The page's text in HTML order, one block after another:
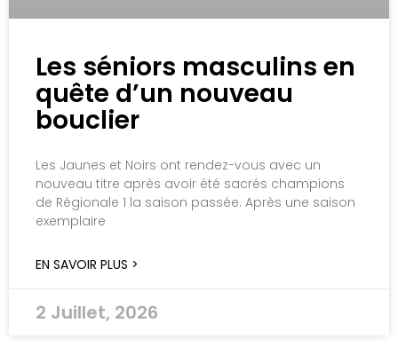
Les séniors masculins en
quête d’un nouveau
bouclier
Les Jaunes et Noirs ont rendez-vous avec un
nouveau titre après avoir été sacrés champions
de Régionale 1 la saison passée. Après une saison
exemplaire
EN SAVOIR PLUS >
2 Juillet, 2026